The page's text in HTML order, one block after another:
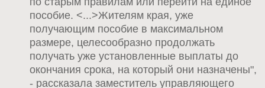
пособие. <...>Жителям края, уже
получающим пособие в максимальном
размере, целесообразно продолжать
получать уже установленные выплаты до
окончания срока, на который они назначены",
- рассказала заместитель управляющего